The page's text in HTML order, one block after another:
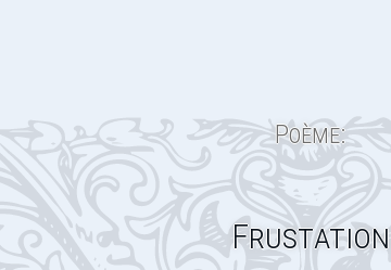
Poème:
Frustation